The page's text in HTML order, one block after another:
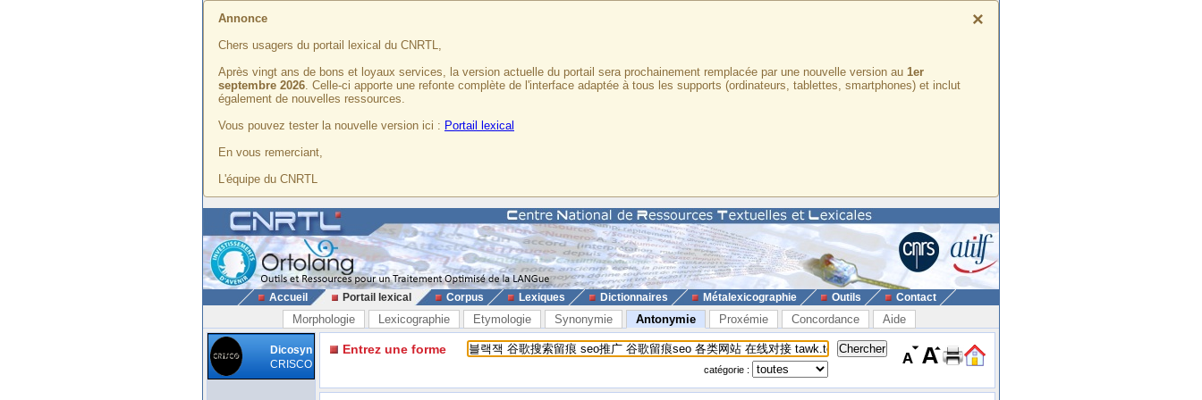
×
Annonce
Chers usagers du portail lexical du CNRTL,
Après vingt ans de bons et loyaux services, la version actuelle du portail sera prochainement remplacée par une nouvelle version au 1er
septembre 2026. Celle-ci apporte une refonte complète de l'interface adaptée à tous les supports (ordinateurs, tablettes, smartphones) et inclut
également de nouvelles ressources.
Vous pouvez tester la nouvelle version ici : Portail lexical
En vous remerciant,
L'équipe du CNRTL
Accueil Portail lexical Corpus Lexiques Dictionnaires Métalexicographie Outils Contact
Morphologie Lexicographie Etymologie Synonymie Antonymie Proxémie Concordance Aide
Dicosyn
CRISCO
Entrez une forme
catégorie :